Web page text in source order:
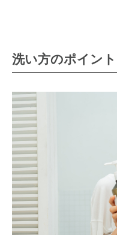
洗い方のポイント